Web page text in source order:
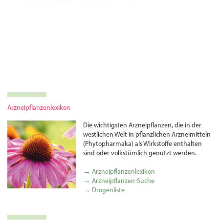
Arzneipflanzenlexikon
Die wichtigsten Arznei­pflanzen, die in der
westlichen Welt in pflanzlichen Arznei­mitteln
(Phytopharmaka) als Wirkstoffe enthalten
sind oder volks­tümlich genutzt werden.
→ Arzneipflanzenlexikon
→ Arzneipflanzen-Suche
→ Drogenliste